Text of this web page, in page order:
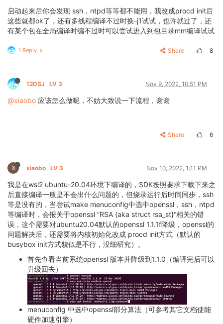
启动起来后你会发现 ssh，ntpd等等都不能用，我改成procd init后
这些就都ok了，还有多线程编译不过时换-j1试试，也许就过了，还
有某个包在全局编译时编不过时可以尝试进入到包目录mm编译试试
1 Reply Share 8
12DSJ LV 3 Nov 9, 2022, 10:51 PM
@xiaobo 应该怎么做呢，不妨大致说一下流程，谢谢
Share 6
X xiaobo LV 3 Nov 10, 2022, 1:11 PM
我是在wsl2 ubuntu-20.04环境下编译的，SDK按照要求下载下来之
后直接编译一般是不会出什么问题的，但烧录运行后时间同步，ssh
等是没有的，当尝试make menuconfig中选中openssl，ssh，ntpd
等编译时，会报关于openssl ”RSA {aka struct rsa_st}“相关的错
误，这个需要对ubuntu20.04默认的openssl 1.1.1f降级，openssl的
问题解决后，还需要将内核初始化改成 procd init方式（默认的
busybox init方式貌似是不行，没细研究）。
首先查看当前系统openssl 版本并降级到1.1.0（编译完后可以
升级回去）
menuconfig 中选中openssl部分算法（可参考其它文档使能
硬件加速引擎）